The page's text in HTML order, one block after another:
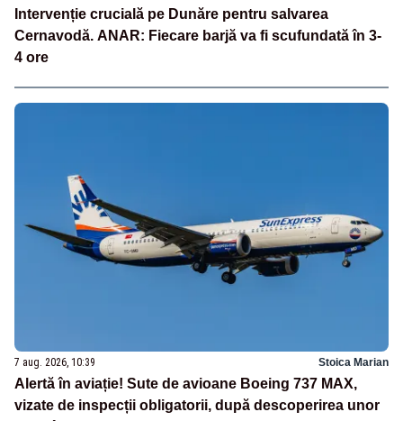
Intervenție crucială pe Dunăre pentru salvarea
Cernavodă. ANAR: Fiecare barjă va fi scufundată în 3-
4 ore
7 aug. 2026, 10:39 Stoica Marian
Alertă în aviație! Sute de avioane Boeing 737 MAX,
vizate de inspecții obligatorii, după descoperirea unor